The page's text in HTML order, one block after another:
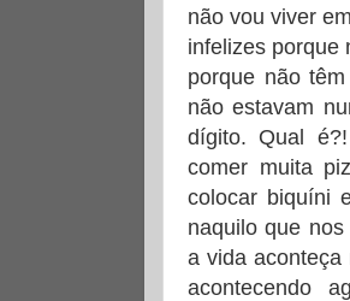
não vou viver
infelizes porque
porque não
não estavam
dígito. Qual
comer muita
colocar biquíni
naquilo que
a vida
acontecendo